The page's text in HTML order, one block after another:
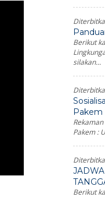
Berikut
silakan...
Pakem
Pakem :
Berikut